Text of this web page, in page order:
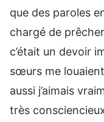
que des paroles
chargé de prêcher
c’était un devoir
sœurs me
aussi j’aimais
très